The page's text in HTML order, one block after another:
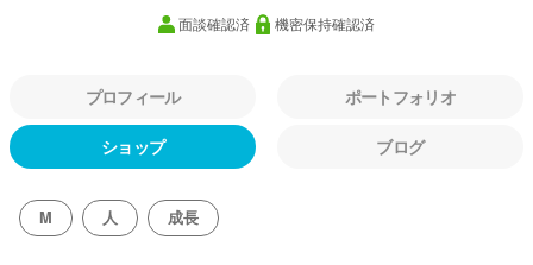
面談確認済 機密保持確認済
プロフィール ポートフォリオ
ショップ ブログ
M 人 成長